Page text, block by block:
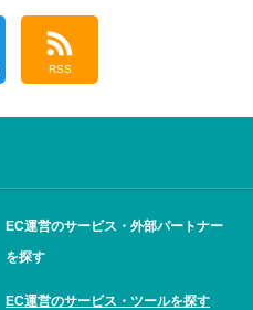
RSS
EC運営のサービス・外部パートナー
を探す
EC運営のサービス・ツールを探す